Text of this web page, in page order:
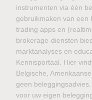
instrumenten via één
gebruikmaken van een
trading apps en
brokerage-diensten
marktanalyses en
Kennisportaal. Hier
Belgische,
geen
voor uw eigen